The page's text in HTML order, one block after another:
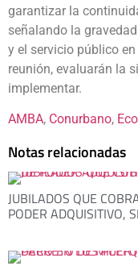
garantizar la
señalando la
y el servicio público
reunión, evaluarán la
implementar.
AMBA, Conurbano,
Notas relacionadas
JUBILADOS QUE
PODER ADQUISITIVO,